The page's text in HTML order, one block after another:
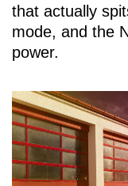
that actually
mode, and the
power.